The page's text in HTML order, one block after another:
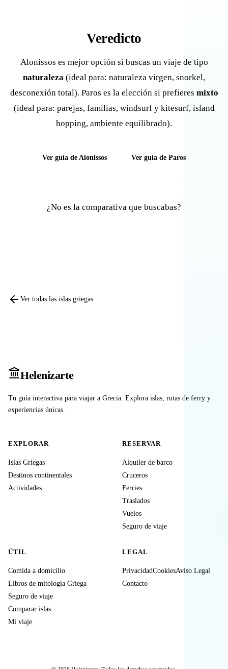
Veredicto
Alonissos es mejor opción si buscas un viaje de tipo
naturaleza (ideal para: naturaleza virgen, snorkel,
desconexión total). Paros es la elección si prefieres mixto
(ideal para: parejas, familias, windsurf y kitesurf, island
hopping, ambiente equilibrado).
Ver guía de Alonissos Ver guía de Paros
¿No es la comparativa que buscabas?
Ver todas las islas griegas
Helenizarte
Tu guía interactiva para viajar a Grecia. Explora islas, rutas de ferry y
experiencias únicas.
EXPLORAR
Islas Griegas
Destinos continentales
Actividades
RESERVAR
Alquiler de barco
Cruceros
Ferries
Traslados
Vuelos
Seguro de viaje
ÚTIL
Comida a domicilio
Libros de mitología Griega
Seguro de viaje
Comparar islas
Mi viaje
LEGAL
PrivacidadCookiesAviso Legal
Contacto